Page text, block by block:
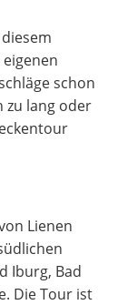
schon
zu lang oder
Lienen
Iburg, Bad
Die Tour ist